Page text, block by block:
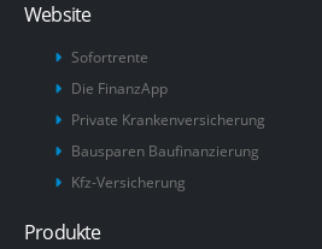
Website
Sofortrente
Die FinanzApp
Private Krankenversicherung
Bausparen Baufinanzierung
Kfz-Versicherung
Produkte